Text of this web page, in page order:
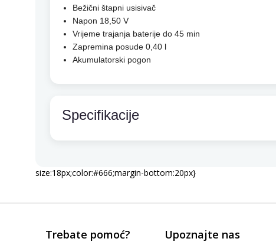
Bežični štapni usisivač
Napon 18,50 V
Vrijeme trajanja baterije do 45 min
Zapremina posude 0,40 l
Akumulatorski pogon
Specifikacije
size:18px;color:#666;margin-bottom:20px}
Trebate pomoć? Upoznajte nas